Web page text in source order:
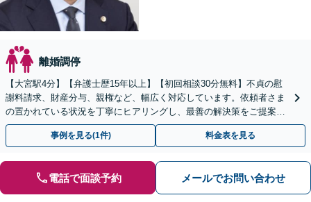
離婚調停
【大宮駅4分】【弁護士歴15年以上】【初回相談30分無料】不貞の慰
謝料請求、財産分与、親権など、幅広く対応しています。依頼者さま
の置かれている状況を丁寧にヒアリングし、最善の解決策をご提案し
ます。お悩みの際は、お気軽にご相談ください。
事例を見る(1件) 料金表を見る
電話で面談予約 メールでお問い合わせ